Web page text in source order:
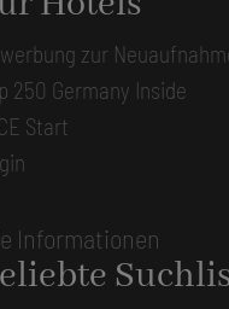
zur
250 Germany Inside
Start
Informationen